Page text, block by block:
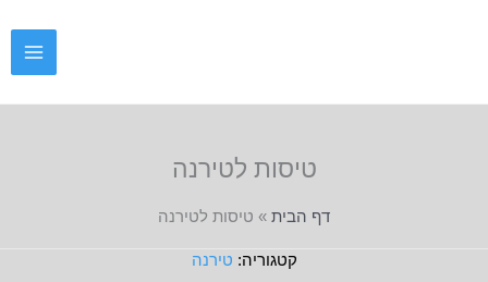
טיסות לטירנה
דף הבית » טיסות לטירנה
טירנה